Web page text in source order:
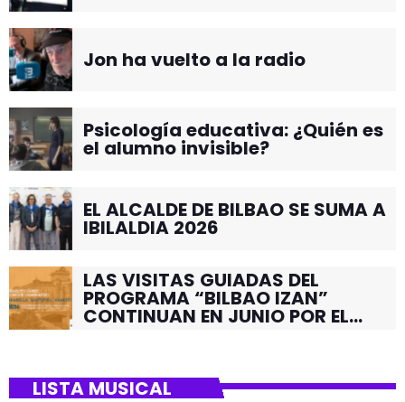
Jon ha vuelto a la radio
Psicología educativa: ¿Quién es
el alumno invisible?
EL ALCALDE DE BILBAO SE SUMA A
IBILALDIA 2026
LAS VISITAS GUIADAS DEL
PROGRAMA “BILBAO IZAN”
CONTINUAN EN JUNIO POR EL
LISTA MUSICAL